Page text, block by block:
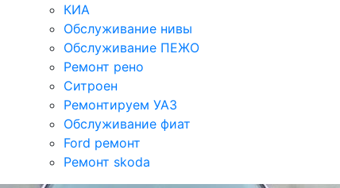
КИА
Обслуживание нивы
Обслуживание ПЕЖО
Ремонт рено
Ситроен
Ремонтируем УАЗ
Обслуживание фиат
Ford ремонт
Ремонт skoda